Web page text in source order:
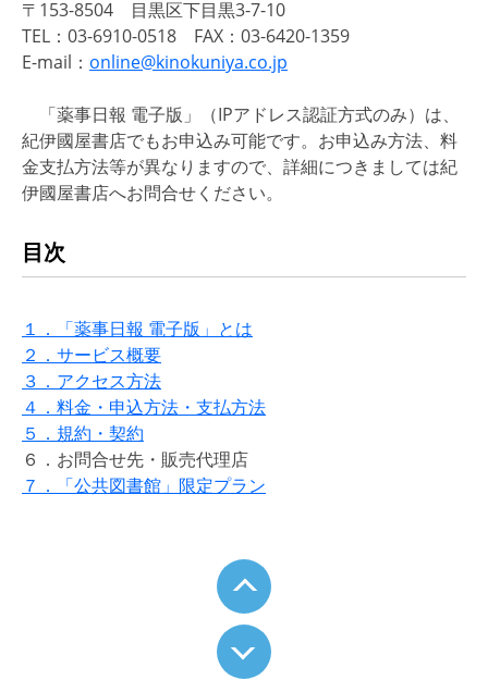
〒153-8504 目黒区下目黒3-7-10
TEL：03-6910-0518 FAX：03-6420-1359
E-mail： online@kinokuniya.co.jp
「薬事日報 電子版」（IPアドレス認証方式のみ）は、
紀伊國屋書店でもお申込み可能です。お申込み方法、料
金支払方法等が異なりますので、詳細につきましては紀
伊國屋書店へお問合せください。
目次
１．「薬事日報 電子版」とは
２．サービス概要
３．アクセス方法
４．料金・申込方法・支払方法
５．規約・契約
６．お問合せ先・販売代理店
７．「公共図書館」限定プラン